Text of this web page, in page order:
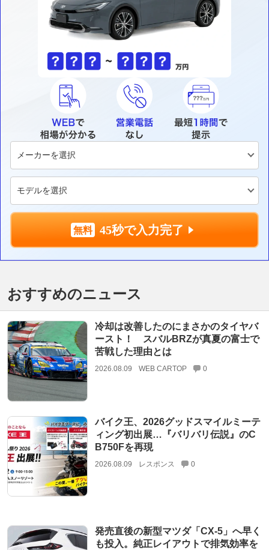
45秒で入力完了
おすすめのニュース
冷却は改善したのにまさかのタイヤバ
ースト！ スバルBRZが真夏の富士で
苦戦した理由とは
2026.08.09 WEB CARTOP 0
バイク王、2026グッドスマイルミーテ
ィング初出展…『バリバリ伝説』のC
B750Fを再現
2026.08.09 レスポンス 0
発売直後の新型マツダ「CX-5」へ早く
も投入。純正レイアウトで排気効率を